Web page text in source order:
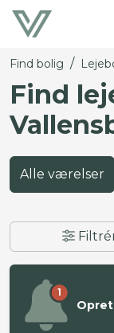
Find bolig /
Find
Alle værelser
1